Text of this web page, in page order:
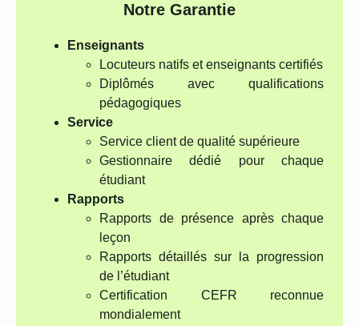
Notre Garantie
Enseignants
Locuteurs natifs et enseignants certifiés
Diplômés avec qualifications
pédagogiques
Service
Service client de qualité supérieure
Gestionnaire dédié pour chaque
étudiant
Rapports
Rapports de présence après chaque
leçon
Rapports détaillés sur la progression
de l’étudiant
Certification CEFR reconnue
mondialement